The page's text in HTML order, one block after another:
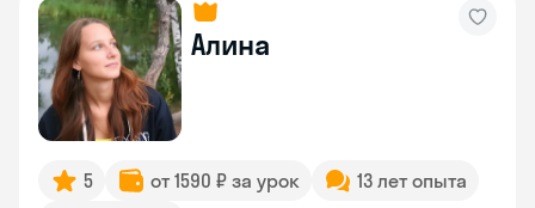
Алина
5 от 1590 ₽ за урок
13 лет опыта